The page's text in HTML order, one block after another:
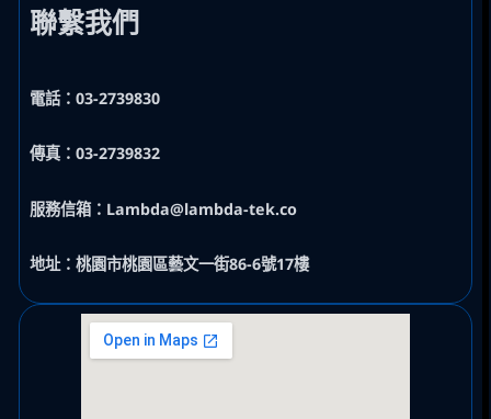
聯繫我們
電話：03-2739830
傳真：03-2739832
服務信箱：Lambda@lambda-tek.co
地址：桃園市桃園區藝文一街86-6號17樓